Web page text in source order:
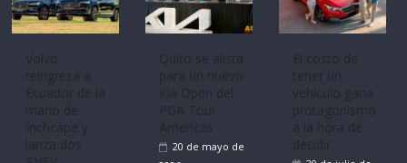
Volvo
reingresa a
mano de
Inchcape y
lanza dos
PHEV
18 de julio de
2026
La FEDAK
recibe 12
Bolden para
cubrir las rutas
de La Vuelta
31 de julio de
El costo de
tener un
protagonismo
a la hora de
decidir
30 de julio de
2026